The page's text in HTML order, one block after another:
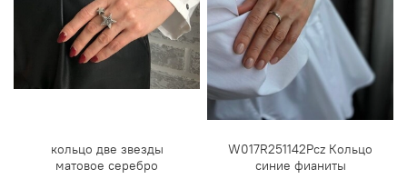
кольцо две звезды
матовое серебро
W017R251142Pcz Кольцо
синие фианиты